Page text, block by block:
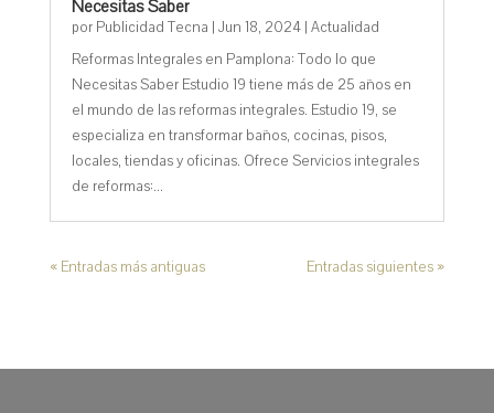
Necesitas Saber
por Publicidad Tecna | Jun 18, 2024| Actualidad
Reformas Integrales en Pamplona: Todo lo que
Necesitas Saber Estudio 19 tiene más de 25 años en
el mundo de las reformas integrales. Estudio 19, se
especializa en transformar baños, cocinas, pisos,
locales, tiendas y oficinas. Ofrece Servicios integrales
de reformas:...
« Entradas más antiguas Entradas siguientes »